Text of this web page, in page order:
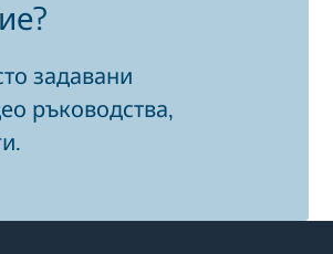
задавани
ръководства,